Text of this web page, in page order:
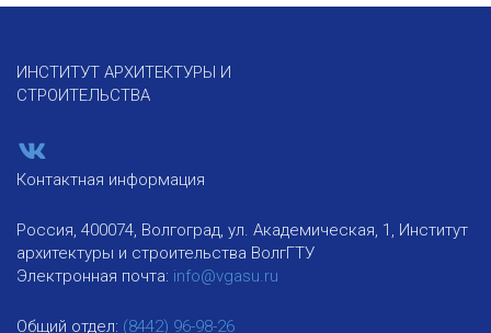
ИНСТИТУТ АРХИТЕКТУРЫ И
СТРОИТЕЛЬСТВА
Контактная информация
Россия, 400074, Волгоград, ул. Академическая, 1, Институт
архитектуры и строительства ВолгГТУ
Электронная почта: info@vgasu.ru
Общий отдел: (8442) 96-98-26